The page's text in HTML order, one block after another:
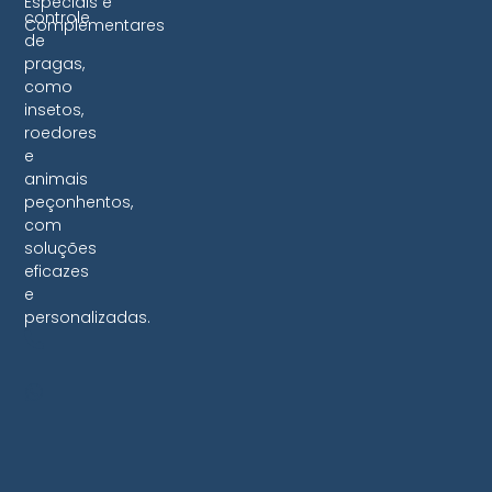
controle
de
pragas,
como
insetos,
roedores
e
animais
peçonhentos,
com
soluções
eficazes
e
personalizadas.
Complementares